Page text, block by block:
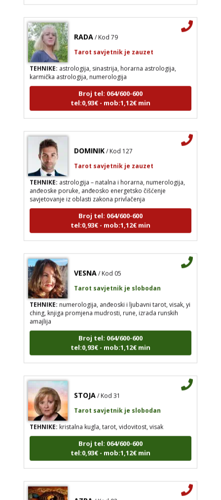
TEHNIKE:astrologija, sinastrija, horarna astrologija,
karmička astrologija, numerologija
Broj tel: 064/600-600
tel:0,93€ - mob:1,12€ min
TEHNIKE:astrologija – natalna i horarna, numerologija,
anđeoske poruke, anđeosko energetsko čišćenje
savjetovanje iz oblasti zakona privlačenja
Broj tel: 064/600-600
tel:0,93€ - mob:1,12€ min
TEHNIKE:numerologija, anđeoski i ljubavni tarot, visak, yi
ching, knjiga promjena mudrosti, rune, izrada runskih
amajlija
Broj tel: 064/600-600
tel:0,93€ - mob:1,12€ min
TEHNIKE:kristalna kugla, tarot, vidovitost, visak
Broj tel: 064/600-600
tel:0,93€ - mob:1,12€ min